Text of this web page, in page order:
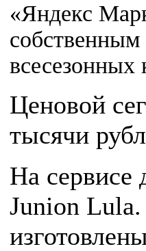
«Яндекс
собственным
всесезонных
Ценовой
тысячи
На сервисе
Junion Lula.